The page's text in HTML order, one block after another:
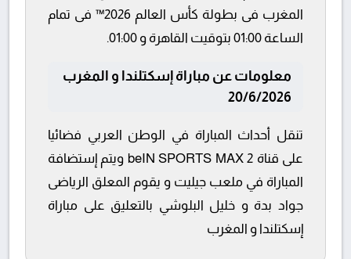
المغرب فى بطولة كأس العالم 2026™ فى تمام
الساعة 01:00 بتوقيت القاهرة و 01:00.
معلومات عن مباراة إسكتلندا و المغرب
20/6/2026
تنقل أحداث المباراة في الوطن العربي فضائيا
على قناة beIN SPORTS MAX 2 ويتم إستضافة
المباراة في ملعب جيليت و يقوم المعلق الرياضى
جواد بدة و خليل البلوشي بالتعليق على مباراة
إسكتلندا و المغرب